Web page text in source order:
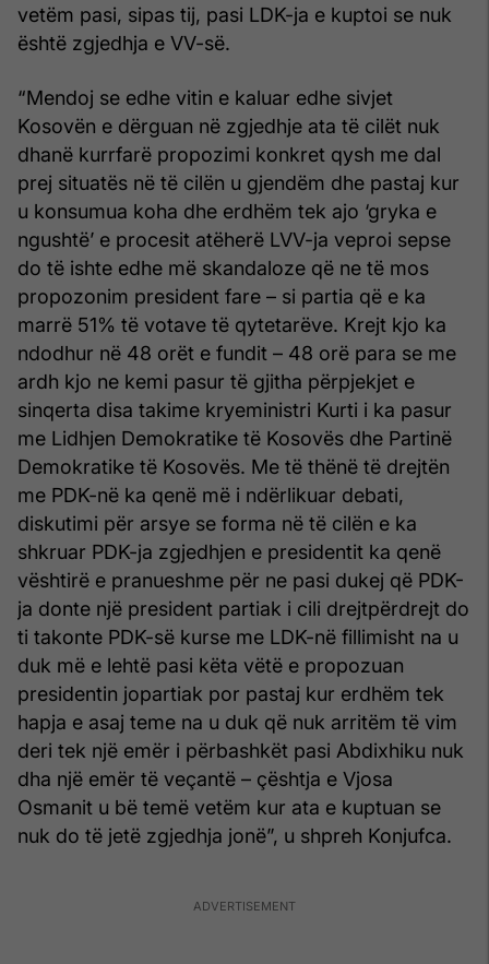
vetëm pasi, sipas tij, pasi LDK-ja e kuptoi se nuk
është zgjedhja e VV-së.
“Mendoj se edhe vitin e kaluar edhe sivjet
Kosovën e dërguan në zgjedhje ata të cilët nuk
dhanë kurrfarë propozimi konkret qysh me dal
prej situatës në të cilën u gjendëm dhe pastaj kur
u konsumua koha dhe erdhëm tek ajo ‘gryka e
ngushtë’ e procesit atëherë LVV-ja veproi sepse
do të ishte edhe më skandaloze që ne të mos
propozonim president fare – si partia që e ka
marrë 51% të votave të qytetarëve. Krejt kjo ka
ndodhur në 48 orët e fundit – 48 orë para se me
ardh kjo ne kemi pasur të gjitha përpjekjet e
sinqerta disa takime kryeministri Kurti i ka pasur
me Lidhjen Demokratike të Kosovës dhe Partinë
Demokratike të Kosovës. Me të thënë të drejtën
me PDK-në ka qenë më i ndërlikuar debati,
diskutimi për arsye se forma në të cilën e ka
shkruar PDK-ja zgjedhjen e presidentit ka qenë
vështirë e pranueshme për ne pasi dukej që PDK-
ja donte një president partiak i cili drejtpërdrejt do
ti takonte PDK-së kurse me LDK-në fillimisht na u
duk më e lehtë pasi këta vëtë e propozuan
presidentin jopartiak por pastaj kur erdhëm tek
hapja e asaj teme na u duk që nuk arritëm të vim
deri tek një emër i përbashkët pasi Abdixhiku nuk
dha një emër të veçantë – çështja e Vjosa
Osmanit u bë temë vetëm kur ata e kuptuan se
nuk do të jetë zgjedhja jonë”, u shpreh Konjufca.